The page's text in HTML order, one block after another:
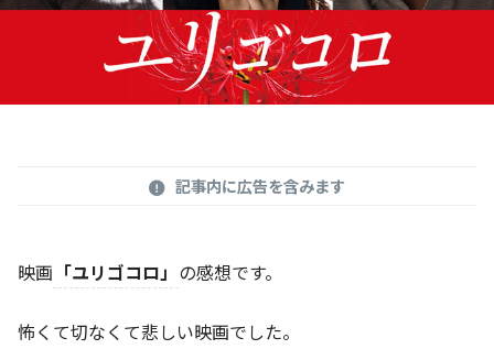
記事内に広告を含みます
映画 「ユリゴコロ」 の感想です。
怖くて切なくて悲しい映画でした。